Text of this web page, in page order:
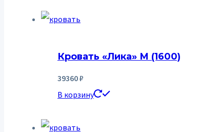
Кровать «Лика» М (1600)
39360₽
В корзину